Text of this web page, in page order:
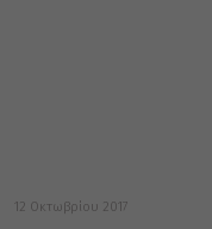
12 Οκτωβρίου 2017